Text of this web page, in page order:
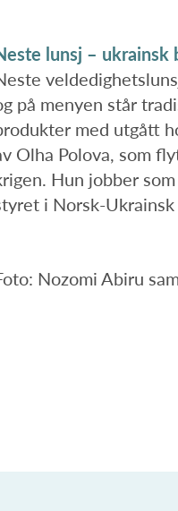
lunsj – ukrainsk
på menyen står
med utgått
Olha Polova, som
Hun jobber
i Norsk-Ukrainsk
Nozomi Abiru